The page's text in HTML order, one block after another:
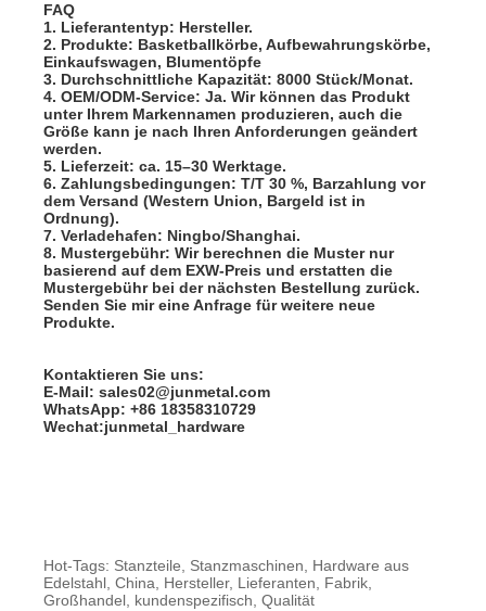
FAQ
1. Lieferantentyp: Hersteller.
2. Produkte: Basketballkörbe, Aufbewahrungskörbe,
Einkaufswagen, Blumentöpfe
3. Durchschnittliche Kapazität: 8000 Stück/Monat.
4. OEM/ODM-Service: Ja. Wir können das Produkt
unter Ihrem Markennamen produzieren, auch die
Größe kann je nach Ihren Anforderungen geändert
werden.
5. Lieferzeit: ca. 15–30 Werktage.
6. Zahlungsbedingungen: T/T 30 %, Barzahlung vor
dem Versand (Western Union, Bargeld ist in
Ordnung).
7. Verladehafen: Ningbo/Shanghai.
8. Mustergebühr: Wir berechnen die Muster nur
basierend auf dem EXW-Preis und erstatten die
Mustergebühr bei der nächsten Bestellung zurück.
Senden Sie mir eine Anfrage für weitere neue
Produkte.
Kontaktieren Sie uns:
E-Mail: sales02@junmetal.com
WhatsApp: +86 18358310729
Wechat:junmetal_hardware
Hot-Tags: Stanzteile, Stanzmaschinen, Hardware aus
Edelstahl, China, Hersteller, Lieferanten, Fabrik,
Großhandel, kundenspezifisch, Qualität